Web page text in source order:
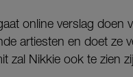
online verslag doen
artiesten en doet ze
zal Nikkie ook te zien